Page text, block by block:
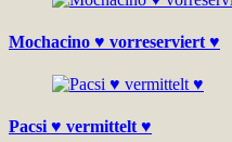
Mochacino ♥ vorreserviert ♥
Pacsi ♥ vermittelt ♥